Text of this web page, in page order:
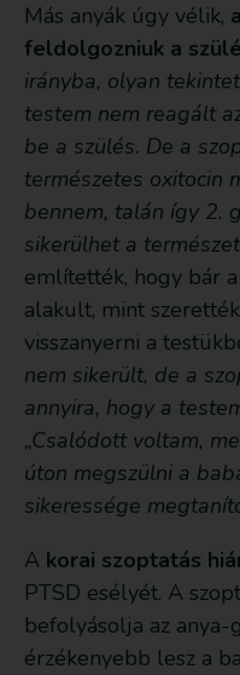
Más anyák úgy vélik,
feldolgozniuk a
irányba, olyan
testem nem reagált
be a szülés. De a
természetes oxitocin
bennem, talán így 2.
sikerülhet a
említették, hogy bár
alakult, mint
visszanyerni a
nem sikerült, de a
annyira, hogy a
„Csalódott voltam,
úton megszülni a
sikeressége
A korai szoptatás
PTSD esélyét. A
befolyásolja az anya-
érzékenyebb lesz a